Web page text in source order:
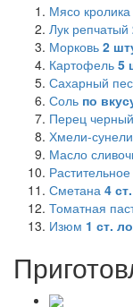
Мясо кролика
Лук репчатый
Морковь 2
Картофель 5
Сахарный
Соль по
Перец
Хмели-сунели
Масло
Сметана 4
Томатная
Изюм 1 ст.